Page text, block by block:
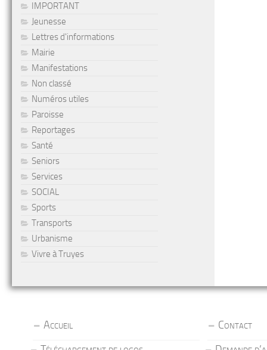
IMPORTANT
Jeunesse
Lettres d'informations
Mairie
Manifestations
Non classé
Numéros utiles
Paroisse
Reportages
Santé
Seniors
Services
SOCIAL
Sports
Transports
Urbanisme
Vivre à Truyes
Accueil
Contact